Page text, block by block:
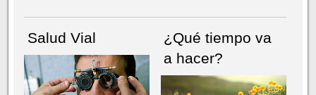
Salud Vial
¿Qué tiempo va
a hacer?